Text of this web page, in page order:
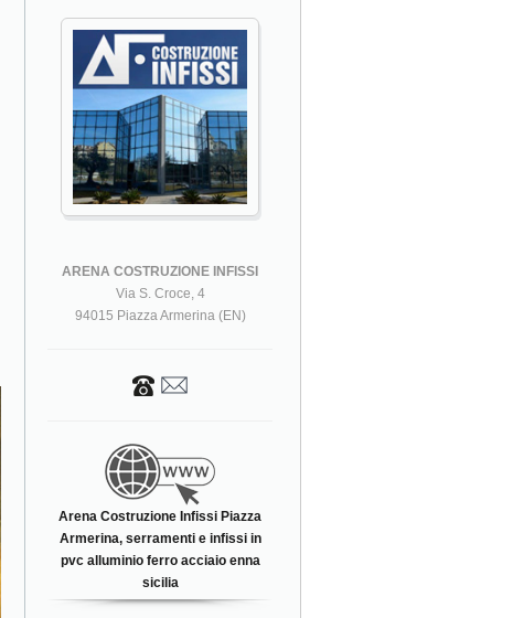
ARENA COSTRUZIONE INFISSI
Via S. Croce, 4
94015 Piazza Armerina (EN)
Arena Costruzione Infissi Piazza
Armerina, serramenti e infissi in
pvc alluminio ferro acciaio enna
sicilia